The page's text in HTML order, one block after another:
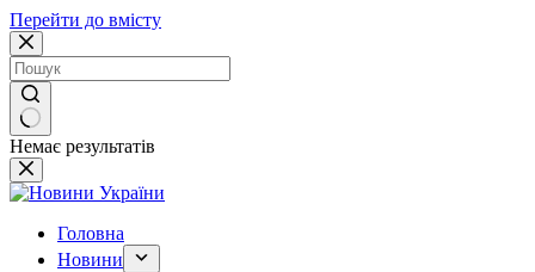
Перейти до вмісту
Немає результатів
Головна
Новини